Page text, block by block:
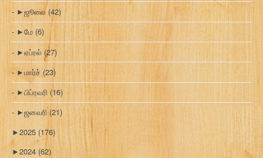
►ஜூலை(42)
►மே (6)
►ஏப்ரல் (27)
►மார்ச் (23)
►பிப்ரவரி (16)
►ஜனவரி (21)
►2025 (176)
►2024 (62)